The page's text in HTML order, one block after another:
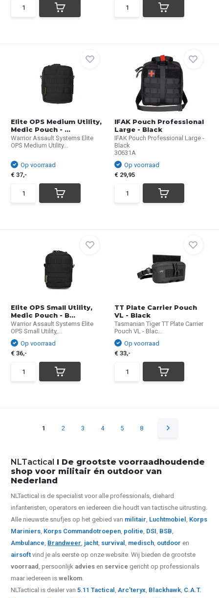
Elite OPS Medium Utility,
Medic Pouch - ...
Warrior Assault Systems Elite
OPS Medium Utility...
Op voorraad
€ 37,-
IFAK Pouch Professional
Large - Black
IFAK Pouch Professional Large -
Black
30631A
Op voorraad
€ 29,95
Elite OPS Small Utility,
Medic Pouch - B...
Warrior Assault Systems Elite
OPS Small Utility,...
Op voorraad
€ 36,-
TT Plate Carrier Pouch
VL - Black
Tasmanian Tiger TT Plate Carrier
Pouch VL - Blac...
Op voorraad
€ 33,-
1 2 3 4 5 8
NLTactical I De grootste voorraadhoudende
shop voor militair én outdoor van
Nederland
NLTactical is de specialist voor alleprofessionals, diehard
infanteristen, operators en iedereen die houdt van tactische uitrusting.
Alle nieuwste snufjes op het gebied van militair, Luchtmobiel, Korps
Mariniers, Korps Commandotroepen, politie, DSI, BSB,
Ambulance, Brandweer, jacht, survival, medisch, outdoor en
airsoft vind je als eerste op onze website.Wij bieden de grootste
voorraad, persoonlijk advies en service gericht op professionals
maar iedereen iswelkom.
NLTactical is dealer van5.11 Tactical,Arc’teryx, Blackhawk, C.A.T.